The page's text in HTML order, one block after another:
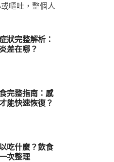
嘔吐，整個人
狀完整解析：
差在哪？
完整指南：感
能快速恢復？
吃什麼？飲食
次整理